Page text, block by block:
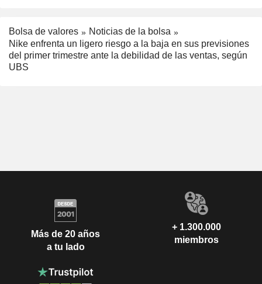
Bolsa de valores
Noticias de la bolsa
Nike enfrenta un ligero riesgo a la baja en sus previsiones
del primer trimestre ante la debilidad de las ventas, según
UBS
Más de 20 años
a tu lado
+ 1.300.000
miembros